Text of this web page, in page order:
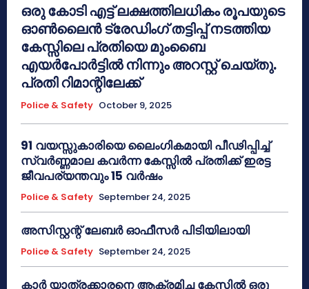
ഒരു കോടി എട്ട് ലക്ഷത്തിലധികം രൂപയുടെ
ഓൺലൈൻ ട്രേഡിംഗ് തട്ടിപ്പ് നടത്തിയ
കേസ്സിലെ പ്രതിയെ മുംബൈ
എയർപോർട്ടിൽ നിന്നും അറസ്റ്റ് ചെയ്തു.
പ്രതി റിമാന്റിലേക്ക്
Police & Safety October 9, 2025
91 വയസ്സുകാരിയെ ലൈംഗികമായി പീഢിപ്പിച്ച്
സ്വർണ്ണമാല കവർന്ന കേസ്സിൽ പ്രതിക്ക് ഇരട്ട
ജീവപര്യന്തവും 15 വർഷം
Police & Safety September 24, 2025
അസിസ്റ്റന്റ് ലേബർ ഓഫീസർ പിടിയിലായി
Police & Safety September 24, 2025
കാർ യാത്രക്കാരനെ ആക്രമിച്ച കേസിൽ ഒരു